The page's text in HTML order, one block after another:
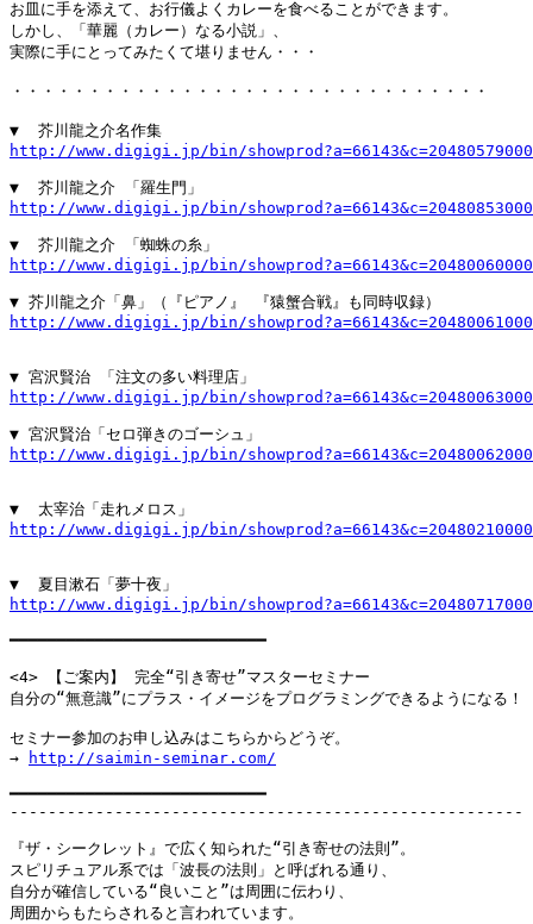
お皿に手を添えて、お行儀よくカレーを食べることができます。
しかし、「華麗（カレー）なる小説」、
実際に手にとってみたくて堪りません・・・
・・・・・・・・・・・・・・・・・・・・・・・・・・・・・・・
http://www.digigi.jp/bin/
http://www.digigi.jp/bin/
http://www.digigi.jp/bin/
http://www.digigi.jp/bin/
http://www.digigi.jp/bin/
http://www.digigi.jp/bin/
http://www.digigi.jp/bin/
http://www.digigi.jp/bin/
━━━━━━━━━━━━━━━━━━━━━━━━━━━
<4> 【ご案内】 完全“引き寄せ”マスターセミナー
自分の“無意識”にプラス・イメージをプログラミングできるようになる！
セミナー参加のお申し込みはこちらからどうぞ。
→
http://saimin-seminar.com/
━━━━━━━━━━━━━━━━━━━━━━━━━━━
------------------------------------------------------
『ザ・シークレット』で広く知られた“引き寄せの法則”。
スピリチュアル系では「波長の法則」と呼ばれる通り、
自分が確信している“良いこと”は周囲に伝わり、
周囲からもたらされると言われています。